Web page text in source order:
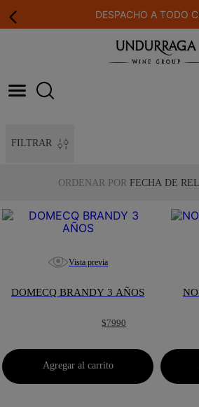
DESPACHO A TODO
FILTRAR
ORDENAR POR FECHA DE
Vista previa
DOMECQ BRANDY 3 AÑOS
$7990
Agregar al carrito